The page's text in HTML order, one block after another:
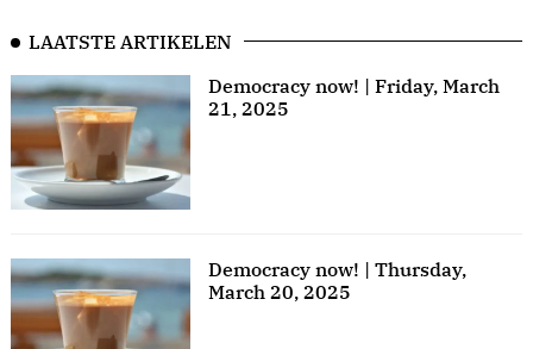
LAATSTE ARTIKELEN
Democracy now! | Friday, March
21, 2025
Democracy now! | Thursday,
March 20, 2025